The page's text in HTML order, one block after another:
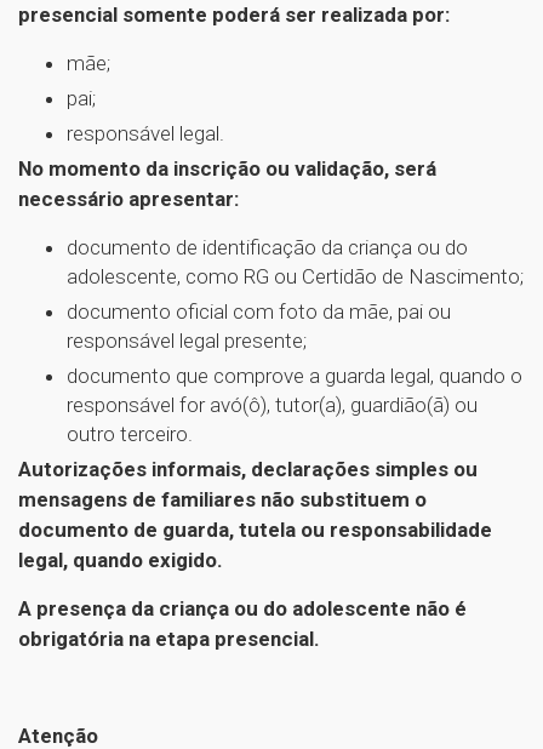
presencial somente poderá ser realizada por:
mãe;
pai;
responsável legal.
No momento da inscrição ou validação, será
necessário apresentar:
documento de identificação da criança ou do
adolescente, como RG ou Certidão de Nascimento;
documento oficial com foto da mãe, pai ou
responsável legal presente;
documento que comprove a guarda legal, quando o
responsável for avó(ô), tutor(a), guardião(ã) ou
outro terceiro.
Autorizações informais, declarações simples ou
mensagens de familiares não substituem o
documento de guarda, tutela ou responsabilidade
legal, quando exigido.
A presença da criança ou do adolescente não é
obrigatória na etapa presencial.
Atenção